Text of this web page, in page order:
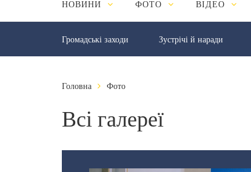
НОВИНИ ФОТО ВІДЕО
Громадські заходи Зустрічі й наради
Головна Фото
Всі галереї